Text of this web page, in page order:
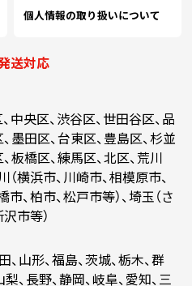
個人情報の取り扱いについて
送対応
中央区、渋谷区、世田谷区、品
墨田区、台東区、豊島区、杉並
板橋区、練馬区、北区、荒川
（横浜市、川崎市、相模原市、
、柏市、松戸市等）、埼玉（さ
市等）
、山形、福島、茨城、栃木、群
、長野、静岡、岐阜、愛知、三